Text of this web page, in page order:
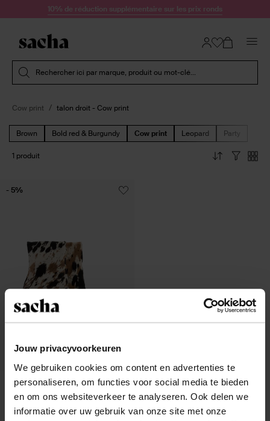
Jouw privacyvoorkeuren
We gebruiken cookies om content en advertenties te
personaliseren, om functies voor social media te bieden
en om ons websiteverkeer te analyseren. Ook delen we
informatie over uw gebruik van onze site met onze
Passer au contenu10% de réduction supplémentaire sur les prix ronds
Rechercher ici par marque, produit ou mot-clé...
Cow print talon droit - Cow print
Brown Bold red & Burgundy Cow print Leopard Party
1 produit
Bottines à talon avec imprimé vache
157.98
149.99
- 5%